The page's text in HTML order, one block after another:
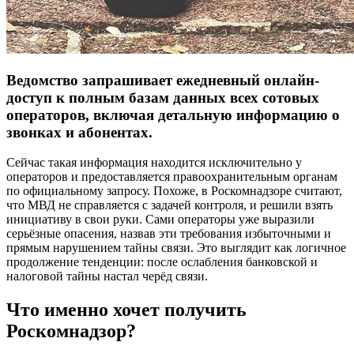
Ведомство запрашивает ежедневный онлайн-
доступ к полным базам данных всех сотовых
операторов, включая детальную информацию о
звонках и абонентах.
Сейчас такая информация находится исключительно у
операторов и предоставляется правоохранительным органам
по официальному запросу. Похоже, в Роскомнадзоре считают,
что МВД не справляется с задачей контроля, и решили взять
инициативу в свои руки. Сами операторы уже выразили
серьёзные опасения, назвав эти требования избыточными и
прямым нарушением тайны связи. Это выглядит как логичное
продолжение тенденции: после ослабления банковской и
налоговой тайны настал черёд связи.
Что именно хочет получить
Роскомнадзор?